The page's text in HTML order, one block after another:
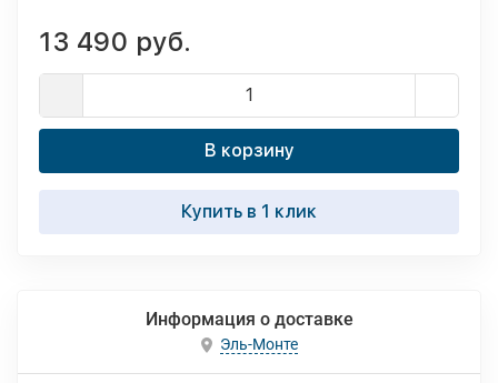
13 490 руб.
В корзину
Купить в 1 клик
Информация о доставке
Эль-Монте